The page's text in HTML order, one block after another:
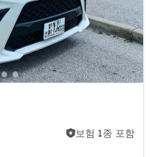
보험 1종 포함